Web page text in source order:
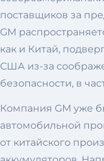
поставщиков за
GM
как и Китай,
США из-за
безопасности, в
Компания GM уже
автомобильной
от китайского